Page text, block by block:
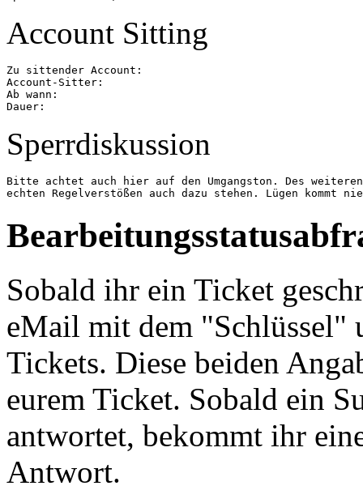
Account Sitting
Zu sittender Account:
Account-Sitter:
Ab wann:
Sperrdiskussion
Bitte achtet auch hier auf den Umgangston. Des
Sobald ihr ein Ticket
eMail mit dem "Schlüssel"
Tickets. Diese beiden
eurem Ticket. Sobald ein
antwortet, bekommt ihr
Antwort.